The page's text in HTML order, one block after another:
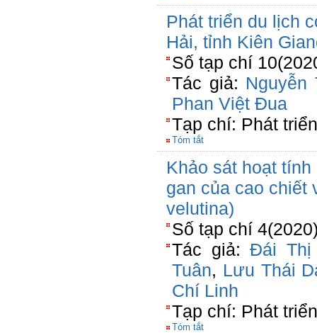
Phát triển du lịch
Hải, tỉnh Kiên
Số tạp chí
Tác giả: Nguyễn
Phan Việt Đua
Tạp chí: Phát
Tóm tắt
Khảo sát hoạt
gan của cao chiết
velutina)
Số tạp chí
Tác giả:Đái Thị
Tuân, Lưu Thái
Chí Linh
Tạp chí: Phát
Tóm tắt